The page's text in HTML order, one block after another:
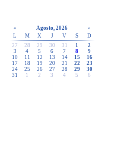
« Agosto, 2026
»
L
M X J V S
D
27
28 29 30 31 1
2
3
4 5 6 7 8
9
10
11 12 13 14 15
16
17
18 19 20 21 22
23
24
25 26 27 28 29
30
31
1 2 3 4 5 6